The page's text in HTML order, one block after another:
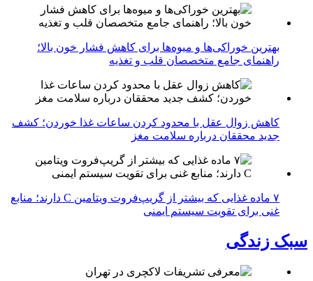
بهترین خوراکی‌ها و میوه‌ها برای کاهش فشار خون بالا؛
راهنمای جامع متخصصان قلب و تغذیه
کاهش زوال عقل با محدود کردن ساعات غذا خوردن؛ کشف
جدید محققان درباره سلامت مغز
۷ ماده غذایی که بیشتر از گریپ‌فروت ویتامین C دارند؛ منابع
غنی برای تقویت سیستم ایمنی
سبک زندگی